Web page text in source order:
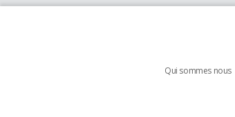
Qui sommes nous